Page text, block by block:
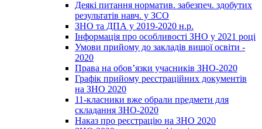
Деякі питання норматив. забезпеч. здобутих
результатів навч. у ЗСО
ЗНО та ДПА у 2019-2020 н.р.
Інформація про особливості ЗНО у 2021 році
Умови прийому до закладів вищої освіти -
2020
Права на обов’язки учасників ЗНО-2020
Графік прийому реєстраційних документів
на ЗНО 2020
11-класники вже обрали предмети для
складання ЗНО-2020
Наказ про реєстрацію на ЗНО 2020